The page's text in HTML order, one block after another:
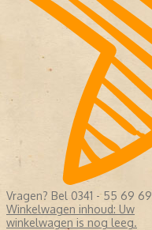
Vragen? Bel 0341 - 55 69 69
Winkelwagen inhoud: Uw
winkelwagen is nog leeg.